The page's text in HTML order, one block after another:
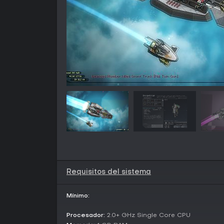
Requisitos del sistema
Mínimo:
Procesador: 2.0+ GHz Single Core CPU